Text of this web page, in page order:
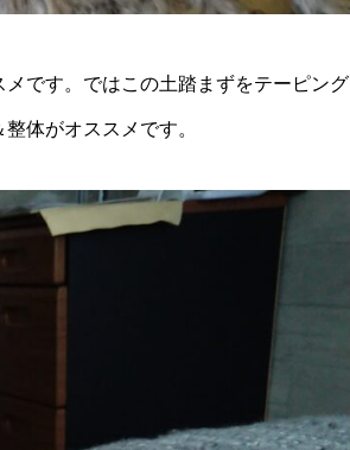
です。ではこの土踏まずをテーピング
体がオススメです。